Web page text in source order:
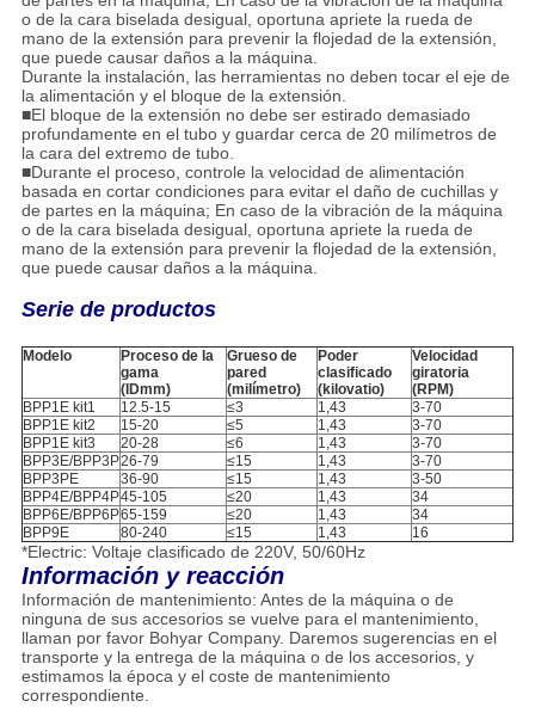
o de la cara biselada desigual, oportuna apriete la rueda de
mano de la extensión para prevenir la flojedad de la extensión,
que puede causar daños a la máquina.
Durante la instalación, las herramientas no deben tocar el eje de
la alimentación y el bloque de la extensión.
■El bloque de la extensión no debe ser estirado demasiado
profundamente en el tubo y guardar cerca de 20 milímetros de
la cara del extremo de tubo.
■Durante el proceso, controle la velocidad de alimentación
basada en cortar condiciones para evitar el daño de cuchillas y
de partes en la máquina; En caso de la vibración de la máquina
o de la cara biselada desigual, oportuna apriete la rueda de
mano de la extensión para prevenir la flojedad de la extensión,
que puede causar daños a la máquina.
Serie de productos
Modelo
Proceso de la
gama
(IDmm)
Grueso de
pared
(milímetro)
Poder
clasificado
(kilovatio)
Velocidad
giratoria
(RPM)
BPP1E kit1
12.5-15 ≤3 1,43
3-70
BPP1E kit2
15-20 ≤5 1,43
3-70
BPP1E kit3
20-28 ≤6 1,43
3-70
BPP3E/BPP3P26-79 ≤15 1,43
3-70
BPP3PE
36-90 ≤15 1,43
3-50
BPP4E/BPP4P45-105 ≤20 1,43
34
BPP6E/BPP6P65-159 ≤20 1,43
34
BPP9E
80-240 ≤15 1,43 16
*Electric: Voltaje clasificado de 220V, 50/60Hz
Información y reacción
Información de mantenimiento: Antes de la máquina o de
ninguna de sus accesorios se vuelve para el mantenimiento,
llaman por favor Bohyar Company. Daremos sugerencias en el
transporte y la entrega de la máquina o de los accesorios, y
estimamos la época y el coste de mantenimiento
correspondiente.